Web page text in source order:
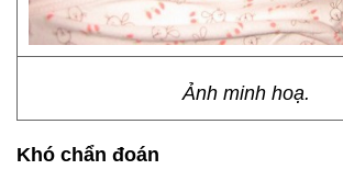
Ảnh minh hoạ.
Khó chẩn đoán